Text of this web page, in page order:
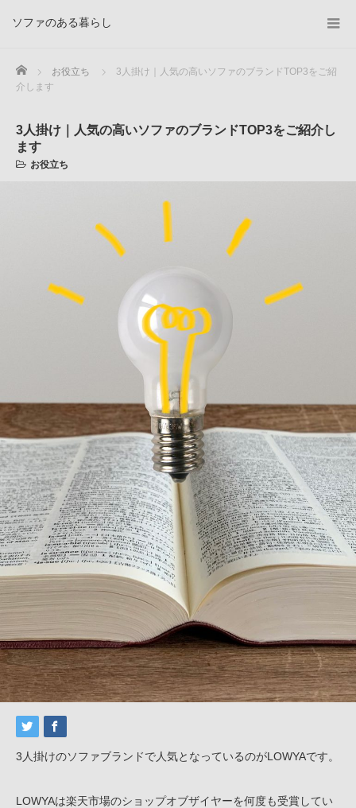
ソファのある暮らし
Home お役立ち
3人掛け｜人気の高いソファのブランドTOP3をご紹
介します
3人掛け｜人気の高いソファのブランドTOP3をご紹介し
ます
お役立ち
3人掛けのソファブランドで人気となっているのがLOWYAです。
LOWYAは楽天市場のショップオブザイヤーを何度も受賞してい